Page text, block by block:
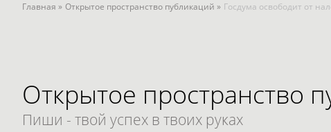
Главная » Открытое пространство публикаций » Госдума освободит от
Открытое пространство
Пиши - твой успех в твоих руках